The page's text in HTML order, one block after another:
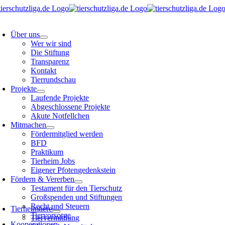
Skip
Über uns
Wer wir sind
Die Stiftung
Transparenz
Kontakt
Tierrundschau
Projekte
Laufende Projekte
Abgeschlossene Projekte
Akute Notfellchen
Mitmachen
Fördermitglied werden
BFD
Praktikum
Tierheim Jobs
Eigener Pfotengedenkstein
Fördern & Vererben
Testament für den Tierschutz
Großspenden und Stiftungen
Recht und Steuern
Tiervorsorge
Tierheimtiere
Tiervermittlung